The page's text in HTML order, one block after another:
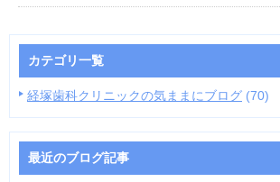
カテゴリ一覧
経塚歯科クリニックの気ままにブログ (70)
最近のブログ記事